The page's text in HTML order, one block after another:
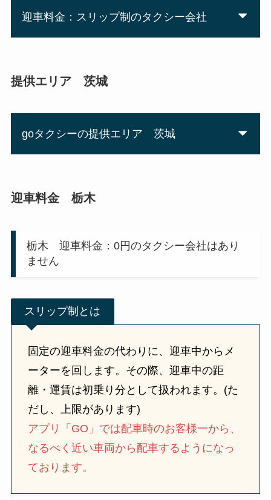
迎車料金：スリップ制のタクシー会社
提供エリア 茨城
goタクシーの提供エリア 茨城
迎車料金 栃木
栃木 迎車料金：0円のタクシー会社はあり
ません
スリップ制とは
固定の迎車料金の代わりに、迎車中からメ
ーターを回します。その際、迎車中の距
離・運賃は初乗り分として扱われます。(た
だし、上限があります)
アプリ「GO」では配車時のお客様一から、
なるべく近い車両から配車するようになっ
ております。